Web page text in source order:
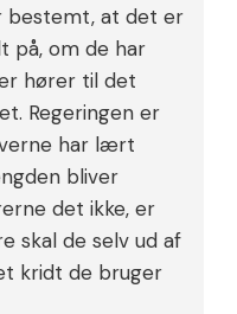
bestemt, at det er
på, om de har
hører til det
Regeringen er
har lært
bliver
det ikke, er
skal de selv ud af
kridt de bruger